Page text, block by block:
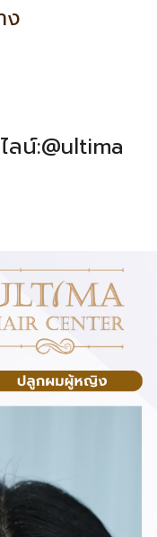
ง
น์:@ultima